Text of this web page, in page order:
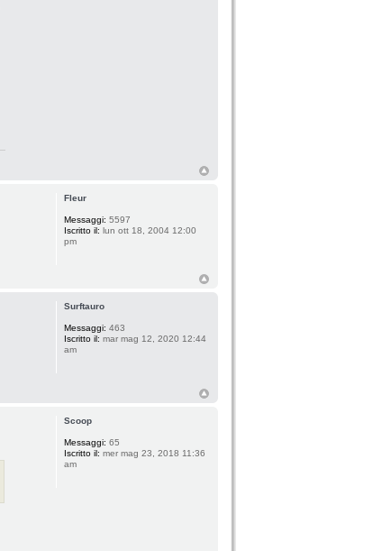
Fleur
Messaggi: 5597
Iscritto il: lun ott 18, 2004 12:00
pm
Surftauro
Messaggi: 463
Iscritto il: mar mag 12, 2020 12:44
am
Scoop
Messaggi: 65
Iscritto il: mer mag 23, 2018 11:36
am